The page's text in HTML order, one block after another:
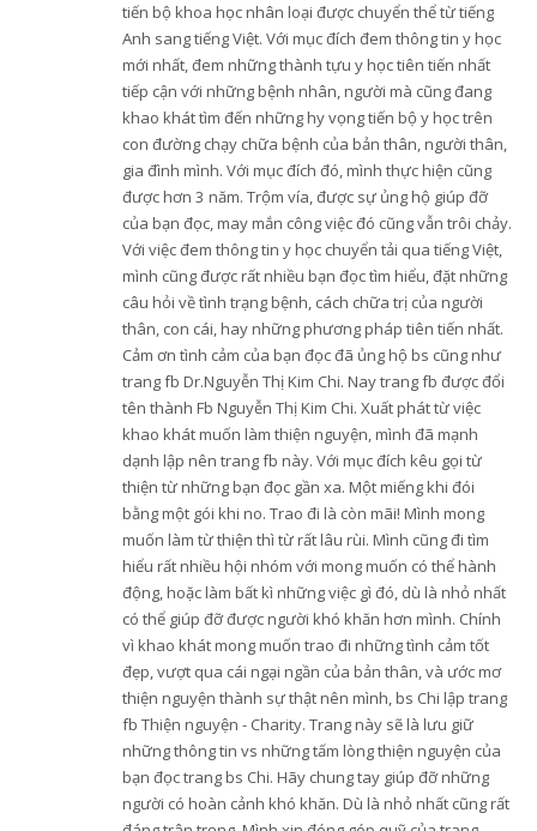
tiến bộ khoa học nhân loại được chuyển thể từ tiếng
Anh sang tiếng Việt. Với mục đích đem thông tin y học
mới nhất, đem những thành tựu y học tiên tiến nhất
tiếp cận với những bệnh nhân, người mà cũng đang
khao khát tìm đến những hy vọng tiến bộ y học trên
con đường chạy chữa bệnh của bản thân, người thân,
gia đình mình. Với mục đích đó, mình thực hiện cũng
được hơn 3 năm. Trộm vía, được sự ủng hộ giúp đỡ
của bạn đọc, may mắn công việc đó cũng vẫn trôi chảy.
Với việc đem thông tin y học chuyển tải qua tiếng Việt,
mình cũng được rất nhiều bạn đọc tìm hiểu, đặt những
câu hỏi về tình trạng bệnh, cách chữa trị của người
thân, con cái, hay những phương pháp tiên tiến nhất.
Cảm ơn tình cảm của bạn đọc đã ủng hộ bs cũng như
trang fb Dr.Nguyễn Thị Kim Chi. Nay trang fb được đổi
tên thành Fb Nguyễn Thị Kim Chi. Xuất phát từ việc
khao khát muốn làm thiện nguyện, mình đã mạnh
dạnh lập nên trang fb này. Với mục đích kêu gọi từ
thiện từ những bạn đọc gần xa. Một miếng khi đói
bằng một gói khi no. Trao đi là còn mãi! Mình mong
muốn làm từ thiện thì từ rất lâu rùi. Mình cũng đi tìm
hiểu rất nhiều hội nhóm với mong muốn có thể hành
động, hoặc làm bất kì những việc gì đó, dù là nhỏ nhất
có thể giúp đỡ được người khó khăn hơn mình. Chính
vì khao khát mong muốn trao đi những tình cảm tốt
đẹp, vượt qua cái ngại ngần của bản thân, và ước mơ
thiện nguyện thành sự thật nên mình, bs Chi lập trang
fb Thiện nguyện - Charity. Trang này sẽ là lưu giữ
những thông tin vs những tấm lòng thiện nguyện của
bạn đọc trang bs Chi. Hãy chung tay giúp đỡ những
người có hoàn cảnh khó khăn. Dù là nhỏ nhất cũng rất